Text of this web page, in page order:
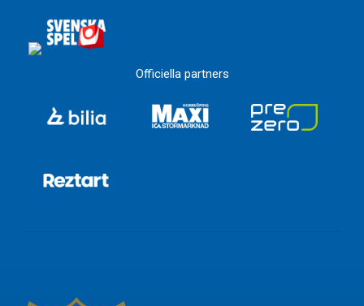
Officiella partners